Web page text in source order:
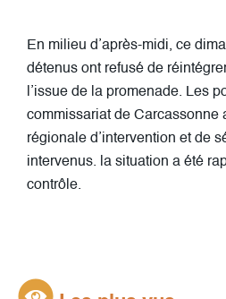
En milieu d’après-midi, ce
détenus ont refusé de
l’issue de la promenade. Les
commissariat de Carcassonne
régionale d’intervention et de
intervenus. la situation a été
contrôle.